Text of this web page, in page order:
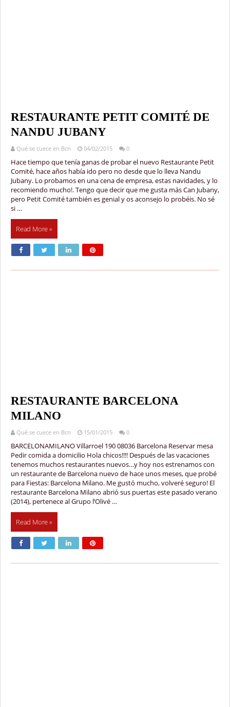
RESTAURANTE PETIT COMITÉ DE
NANDU JUBANY
Qué se cuece en Bcn 04/02/2015 0
Hace tiempo que tenía ganas de probar el nuevo Restaurante Petit
Comité, hace años había ido pero no desde que lo lleva Nandu
Jubany. Lo probamos en una cena de empresa, estas navidades, y lo
recomiendo mucho!. Tengo que decir que me gusta más Can Jubany,
pero Petit Comité también es genial y os aconsejo lo probéis. No sé
si …
Read More »
RESTAURANTE BARCELONA
MILANO
Qué se cuece en Bcn 15/01/2015 0
BARCELONAMILANO Villarroel 190 08036 Barcelona Reservar mesa
Pedir comida a domicilio Hola chicos!!!! Después de las vacaciones
tenemos muchos restaurantes nuevos…y hoy nos estrenamos con
un restaurante de Barcelona nuevo de hace unos meses, que probé
para Fiestas: Barcelona Milano. Me gustó mucho, volveré seguro! El
restaurante Barcelona Milano abrió sus puertas este pasado verano
(2014), pertenece al Grupo l’Olivé …
Read More »